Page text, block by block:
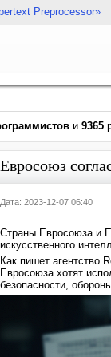
Preprocessor»
и 9365
Евросоюз
Дата: 2023-12-07 06:40
Страны Евросоюза и
искусственного
Как пишет агентство
Евросоюза хотят
безопасности,